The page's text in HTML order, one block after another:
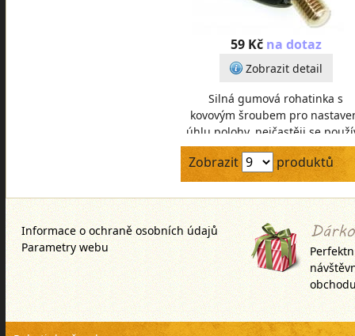
59 Kč na dotaz
Zobrazit detail
Silná gumová rohatinka s
kovovým šroubem pro
úhlu polohy, nejčastěji se
na zadní závity stojanů
rodpodů). Rohati
Zobrazit produktů
Informace o ochraně osobních údajů
Parametry webu